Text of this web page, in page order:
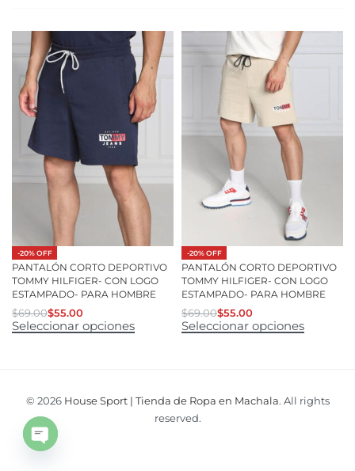
-20% OFF
PANTALÓN CORTO DEPORTIVO
TOMMY HILFIGER- CON LOGO
ESTAMPADO- PARA HOMBRE
$69.00$55.00
Seleccionar opciones
-20% OFF
PANTALÓN CORTO DEPORTIVO
TOMMY HILFIGER- CON LOGO
ESTAMPADO- PARA HOMBRE
$69.00$55.00
Seleccionar opciones
© 2026 House Sport | Tienda de Ropa en Machala. All rights
reserved.
Open